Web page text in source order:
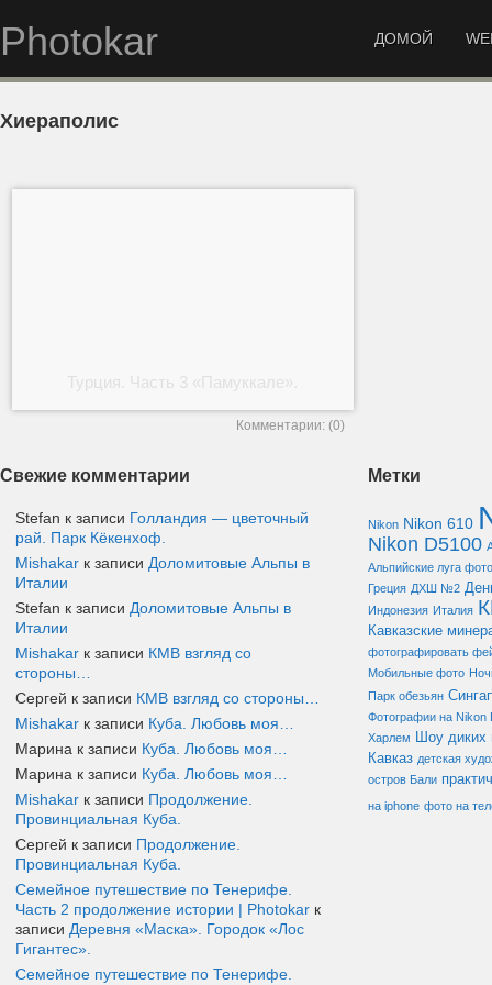
Photokar ДОМОЙ
Хиераполис
Комментарии: (0)
Турция. Часть 3 «Памуккале».
Свежие комментарии
Stefan к записи Голландия — цветочный
рай. Парк Кёкенхоф.
Mishakar к записи Доломитовые Альпы в
Италии
Stefan к записи Доломитовые Альпы в
Италии
Mishakar к записи КМВ взгляд со
стороны…
Сергей к записи КМВ взгляд со стороны…
Mishakar к записи Куба. Любовь моя…
Марина к записи Куба. Любовь моя…
Марина к записи Куба. Любовь моя…
Mishakar к записи Продолжение.
Провинциальная Куба.
Сергей к записи Продолжение.
Провинциальная Куба.
Семейное путешествие по Тенерифе.
Часть 2 продолжение истории | Photokar к
записи Деревня «Маска». Городок «Лос
Гигантес».
Семейное путешествие по Тенерифе.
Метки
Nikon Nikon 610
Nikon D5100
Альпийские луга
Греция ДХШ №2
Индонезия Италия
Кавказские
фотографировать
Мобильные фото
Парк обезьян
Фотографии на Nikon
Харлем Шоу диких
Кавказ детская
остров Бали
на iphone фото на